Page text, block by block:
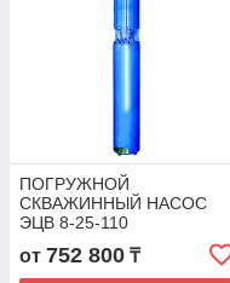
ПОГРУЖНОЙ
СКВАЖИННЫЙ НАСОС
ЭЦВ 8-25-110
от 752 800 ₸